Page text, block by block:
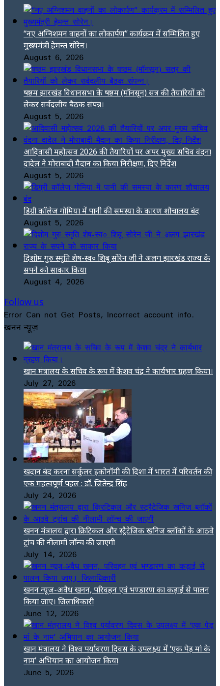
“नए अग्निशमन वाहनों का लोकार्पण” कार्यक्रम में सम्मिलित हुए
मुख्यमंत्री हेमन्त सोरेन।
August 6, 2026
षष्ठम झारखंड विधानसभा के षष्ठम (मॉनसून) सत्र की तैयारियों को
लेकर सर्वदलीय बैठक संपन्न।
August 5, 2026
आदिवासी महोत्सव 2026 की तैयारियों पर अपर मुख्य सचिव वंदना
दादेल ने मोराबादी मैदान का किया निरीक्षण, दिए निर्देश
August 5, 2026
डिग्री कॉलेज गोमिया में पानी की समस्या के कारण शौचालय बंद
August 5, 2026
दिशोम गुरु स्मृति शेष-स्व० शिबू सोरेन जी ने अलग झारखंड राज्य के
सपने को साकार किया
August 4, 2026
Follow us
Error Can not Get Posts, Incorrect account info.
खनन न्यूज़
खान मंत्रालय के सचिव के रूप में केशव चंद्र ने कार्यभार ग्रहण किया।
July 27, 2026
खदान बंद करना सर्कुलर इकोनॉमी की दिशा में भारत में परिवर्तन की
एक महत्वपूर्ण पहल : डॉ. जितेन्द्र सिंह
July 24, 2026
खनन मंत्रालय द्वारा क्रिटिकल और स्ट्रैटेजिक खनिज ब्लॉकों के आठवे
ट्रांच की नीलामी लॉन्च की जाएगी
July 14, 2026
खनन न्यूज-अवैध खनन, परिवहन एवं भण्डारण का कड़ाई से पालन
किया जाए। जिलाधिकारी
June 12, 2026
खान मंत्रालय ने विश्व पर्यावरण दिवस के उपलक्ष्य में ‘एक पेड़ मां के
नाम’ अभियान का आयोजन किया
June 5, 2026